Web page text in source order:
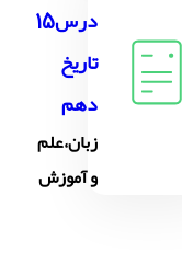
درس15
تاریخ
دهم
زبان،علم
و آموزش